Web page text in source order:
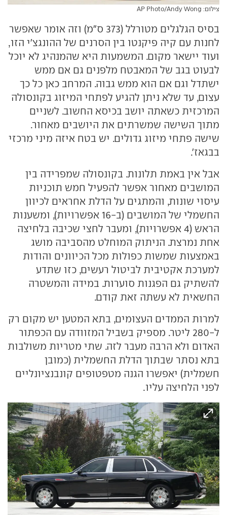
צילום: AP Photo/Andy Wong
בסיס הגלגלים מטורלל (373 ס"מ) וזה אומר שאפשר
לחנות עם קיה פיקנטו בין הסרנים של ההונגצ'י הזו,
ועוד יישאר מקום. המשמעות היא שהמנהיג לא יוכל
לבעוט בגב של המאבטח מלפנים גם אם ממש
ישתדל וגם אם הוא ממש גבוה. המרחב כאן כל כך
עצום, עד שלא ניתן להגיע לפתחי המיזוג בקונסולה
המרכזית כשאתה יושב בכיסא החשוב. לשניים
מתוך השישה שמשרתים את היושבים מאחור.
שישה פתחי מיזוג גדולים. יש בטח איזה מיני מרכזי
בבגאז'.
אבל אין באמת תלונות. בקונסולה שמפרידה בין
המושבים מאחור אפשר להפעיל חמש תוכניות
עיסוי שונות, והמתגים על הדלת אחראים לכיוון
החשמלי של המושבים (ב-16 אפשרויות), ומשענות
הראש (4 אפשרויות), ומעבר לחצי שכיבה בלחיצה
אחת נמרצת. הניתוק המוחלט מהסביבה מושג
באמצעות שמשות כפולות מכל הכיוונים והודות
למערכת אקטיבית לביטול רעשים, כזו שתדע
להשתיק גם הפגנות סוערות. במידה והמשטרה
החשאית לא עשתה זאת קודם.
למרות הממדים העצומים, בתא המטען יש מקום רק
ל-280 ליטר. מספיק בשביל המזוודה עם הכפתור
האדום ולא הרבה מעבר לזה. שתי מטריות משולבות
בתא נסתר שבתוך הדלת החשמלית (כמובן
חשמלית) יאפשרו הגנה מטפטופים קונבנציונליים
לפני הלחיצה עליו.